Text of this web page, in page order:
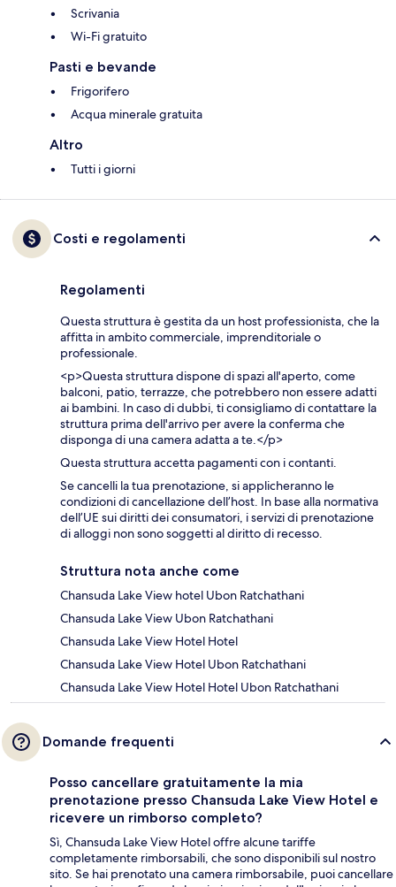
Scrivania
Wi-Fi gratuito
Pasti e bevande
Frigorifero
Acqua minerale gratuita
Altro
Tutti i giorni
Costi e regolamenti
Regolamenti
Questa struttura è gestita da un host professionista, che la
affitta in ambito commerciale, imprenditoriale o
professionale.
<p>Questa struttura dispone di spazi all'aperto, come
balconi, patio, terrazze, che potrebbero non essere adatti
ai bambini. In caso di dubbi, ti consigliamo di contattare la
struttura prima dell'arrivo per avere la conferma che
disponga di una camera adatta a te.</p>
Questa struttura accetta pagamenti con i contanti.
Se cancelli la tua prenotazione, si applicheranno le
condizioni di cancellazione dell’host. In base alla normativa
dell’UE sui diritti dei consumatori, i servizi di prenotazione
di alloggi non sono soggetti al diritto di recesso.
Struttura nota anche come
Chansuda Lake View hotel Ubon Ratchathani
Chansuda Lake View Ubon Ratchathani
Chansuda Lake View Hotel Hotel
Chansuda Lake View Hotel Ubon Ratchathani
Chansuda Lake View Hotel Hotel Ubon Ratchathani
Domande frequenti
Posso cancellare gratuitamente la mia
prenotazione presso Chansuda Lake View Hotel e
ricevere un rimborso completo?
Sì, Chansuda Lake View Hotel offre alcune tariffe
completamente rimborsabili, che sono disponibili sul nostro
sito. Se hai prenotato una camera rimborsabile, puoi cancellare